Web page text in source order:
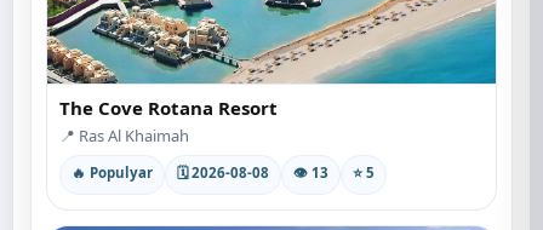
The Cove Rotana Resort
📍 Ras Al Khaimah
🔥 Populyar 🗓 2026-08-08 👁 13 ⭐ 5